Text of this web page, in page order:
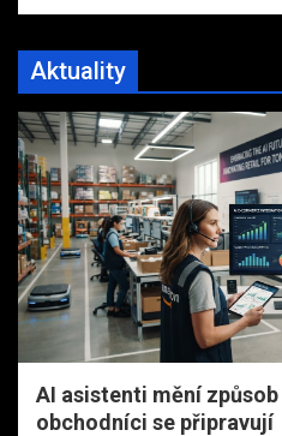
Aktuality
AI asistenti mění
obchodníci se připravují